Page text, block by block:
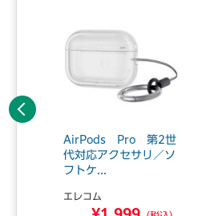
AirPods Pro 第2世
代対応アクセサリ／ソ
フトケ...
エレコム
前へ